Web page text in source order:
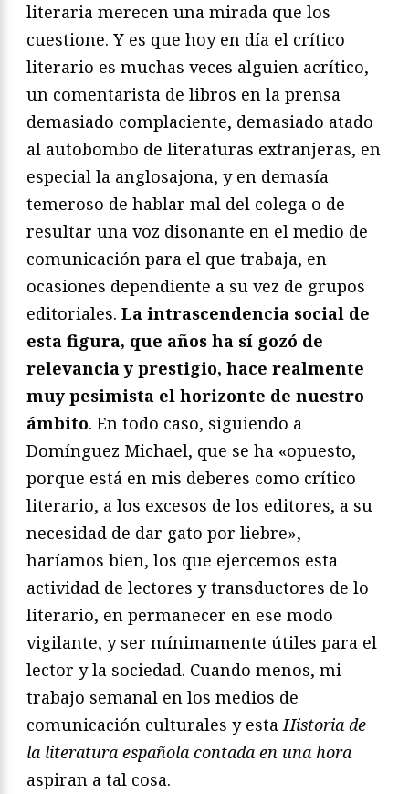
literaria merecen una mirada que los
cuestione. Y es que hoy en día el crítico
literario es muchas veces alguien acrítico,
un comentarista de libros en la prensa
demasiado complaciente, demasiado atado
al autobombo de literaturas extranjeras, en
especial la anglosajona, y en demasía
temeroso de hablar mal del colega o de
resultar una voz disonante en el medio de
comunicación para el que trabaja, en
ocasiones dependiente a su vez de grupos
editoriales. La intrascendencia social de
esta figura, que años ha sí gozó de
relevancia y prestigio, hace realmente
muy pesimista el horizonte de nuestro
ámbito. En todo caso, siguiendo a
Domínguez Michael, que se ha «opuesto,
porque está en mis deberes como crítico
literario, a los excesos de los editores, a su
necesidad de dar gato por liebre»,
haríamos bien, los que ejercemos esta
actividad de lectores y transductores de lo
literario, en permanecer en ese modo
vigilante, y ser mínimamente útiles para el
lector y la sociedad. Cuando menos, mi
trabajo semanal en los medios de
comunicación culturales y estaHistoria de
la literatura española contada en una hora
aspiran a tal cosa.